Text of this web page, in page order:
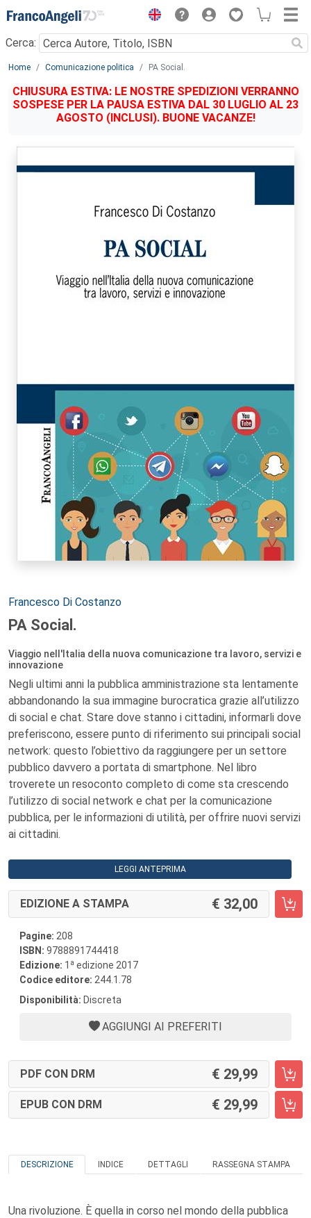
Menu
Cerca:
Main content
Home Comunicazione politica PA Social.
CHIUSURA ESTIVA: LE NOSTRE SPEDIZIONI VERRANNO
SOSPESE PER LA PAUSA ESTIVA DAL 30 LUGLIO AL 23
AGOSTO (INCLUSI). BUONE VACANZE!
Autori:
Francesco Di Costanzo
PA Social.
Viaggio nell'Italia della nuova comunicazione tra lavoro, servizi e
innovazione
Negli ultimi anni la pubblica amministrazione sta lentamente
abbandonando la sua immagine burocratica grazie all’utilizzo
di social e chat. Stare dove stanno i cittadini, informarli dove
preferiscono, essere punto di riferimento sui principali social
network: questo l’obiettivo da raggiungere per un settore
pubblico davvero a portata di smartphone. Nel libro
troverete un resoconto completo di come sta crescendo
l’utilizzo di social network e chat per la comunicazione
pubblica, per le informazioni di utilità, per offrire nuovi servizi
ai cittadini.
LEGGI ANTEPRIMA
EDIZIONE A STAMPA 32,00
Pagine: 208
ISBN: 9788891744418
Edizione: 1 a edizione 2017
Codice editore: 244.1.78
Disponibilità: Discreta
AGGIUNGI AI PREFERITI
PDF CON DRM 29,99
EPUB CON DRM 29,99
DESCRIZIONE INDICE DETTAGLI RASSEGNA STAMPA
Una rivoluzione. È quella in corso nel mondo della pubblica